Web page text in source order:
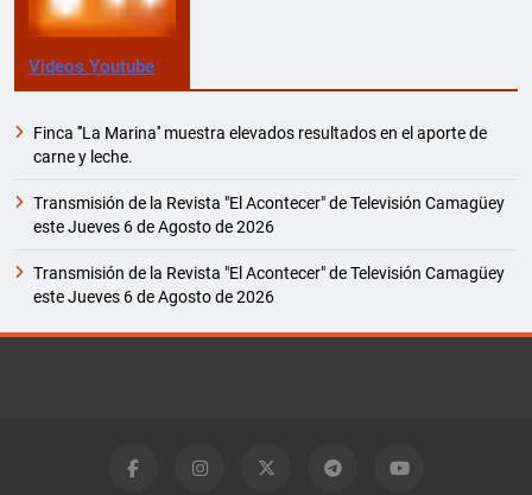
Videos Youtube
Finca '''La Marina'' muestra elevados resultados en el aporte de
carne y leche.
Transmisión de la Revista "El Acontecer" de Televisión Camagüey
este Jueves 6 de Agosto de 2026
Transmisión de la Revista "El Acontecer" de Televisión Camagüey
este Jueves 6 de Agosto de 2026